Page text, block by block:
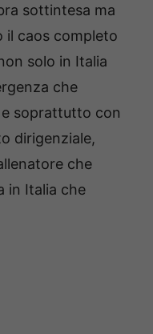
sottintesa ma
il caos completo
solo in Italia
che
soprattutto con
dirigenziale,
che
in Italia che